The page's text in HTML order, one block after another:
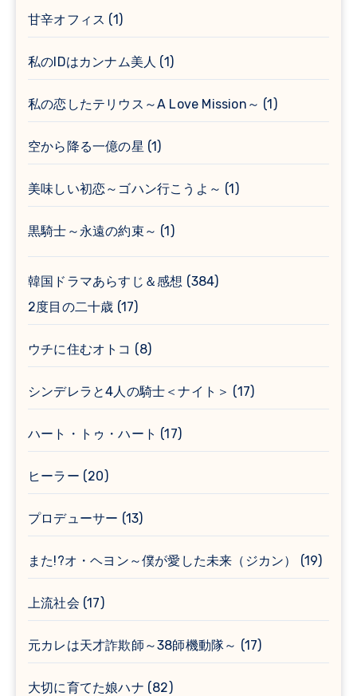
甘辛オフィス (1)
私のIDはカンナム美人 (1)
私の恋したテリウス～A Love Mission～ (1)
空から降る一億の星 (1)
美味しい初恋～ゴハン行こうよ～ (1)
黒騎士～永遠の約束～ (1)
韓国ドラマあらすじ＆感想 (384)
2度目の二十歳 (17)
ウチに住むオトコ (8)
シンデレラと4人の騎士＜ナイト＞ (17)
ハート・トゥ・ハート (17)
ヒーラー (20)
プロデューサー (13)
また!?オ・ヘヨン～僕が愛した未来（ジカン） (19)
上流社会 (17)
元カレは天才詐欺師～38師機動隊～ (17)
大切に育てた娘ハナ (82)